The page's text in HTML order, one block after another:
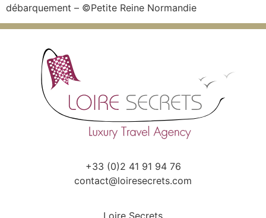
débarquement – ©Petite Reine Normandie
+33 (0)2 41 91 94 76
contact@loiresecrets.com
Loire Secrets